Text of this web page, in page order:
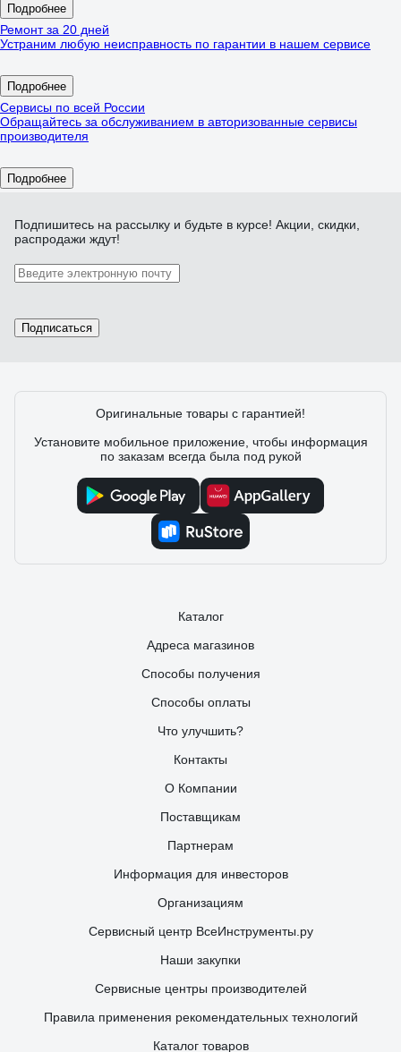
Подробнее
Ремонт за 20 дней
Устраним любую неисправность по гарантии в нашем сервисе
Подробнее
Сервисы по всей России
Обращайтесь за обслуживанием в авторизованные сервисы
производителя
Подробнее
Подпишитесь на рассылку и будьте в курсе! Акции, скидки,
распродажи ждут!
Подписаться
Оригинальные товары с гарантией!
Установите мобильное приложение, чтобы информация
по заказам всегда была под рукой
Каталог
Адреса магазинов
Способы получения
Способы оплаты
Что улучшить?
Контакты
О Компании
Поставщикам
Партнерам
Информация для инвесторов
Организациям
Сервисный центр ВсеИнструменты.ру
Наши закупки
Сервисные центры производителей
Правила применения рекомендательных технологий
Каталог товаров